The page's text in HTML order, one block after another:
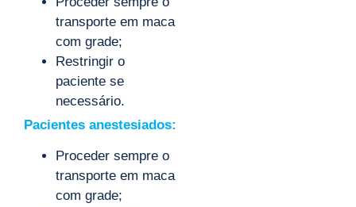
transporte em maca
com grade;
Restringir o
paciente se
necessário.
Pacientes anestesiados:
Proceder sempre o
transporte em maca
com grade;